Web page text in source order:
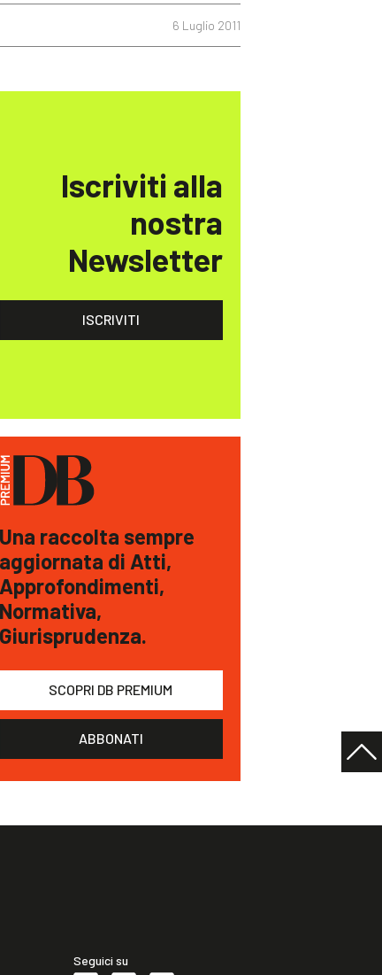
6 Luglio 2011
Iscriviti alla
nostra
Newsletter
ISCRIVITI
Una raccolta sempre
aggiornata di Atti,
Approfondimenti,
Normativa,
Giurisprudenza.
SCOPRI DB PREMIUM
ABBONATI
Seguici su